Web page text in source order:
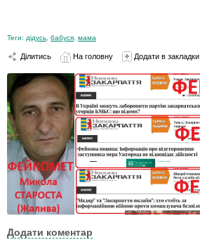
Теги: дідусь бабуся мама
Ділитись На головну Додати в закладки
Додати коментар